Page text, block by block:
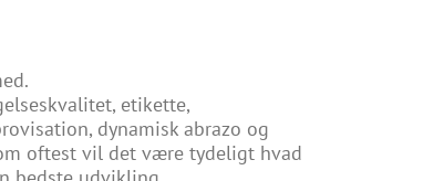
etikette,
dynamisk abrazo og
oftest vil det være tydeligt hvad